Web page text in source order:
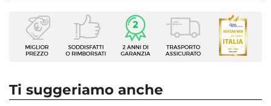
Caratteristiche
Tipologia
Armadio anta scorrevole
Altezza
Ti suggeriamo anche